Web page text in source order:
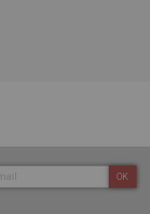
OK